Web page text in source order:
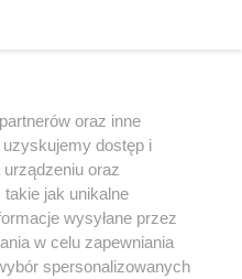
nie może być powielany i
w jakikolwiek sposób (w
na jakimkolwiek polu
z umieszczaniem w
praw. Jakiekolwiek użycie lub
części z naruszeniem prawa,
pod groźbą kary i może być
oraz inne
dostęp i
oraz
jak unikalne
wysyłane przez
w celu zapewniania
spersonalizowanych